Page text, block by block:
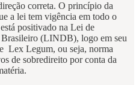
correta. O princípio da
a lei tem vigência em todo o
positivado na Lei de
(LINDB), logo em seu
Lex Legum, ou seja, norma
de sobredireito por conta da